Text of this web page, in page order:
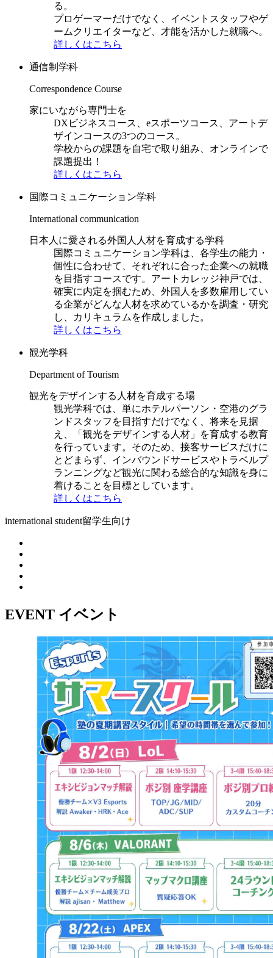
る。
プロゲーマーだけでなく、イベントスタッフやゲ
ームクリエイターなど、才能を活かした就職へ。
詳しくはこちら
通信制学科
Correspondence Course
家にいながら専門士を
DXビジネスコース、eスポーツコース、アートデ
ザインコースの3つのコース。
学校からの課題を自宅で取り組み、オンラインで
課題提出！
詳しくはこちら
国際コミュニケーション学科
International communication
日本人に愛される外国人人材を育成する学科
国際コミュニケーション学科は、各学生の能力・
個性に合わせて、それぞれに合った企業への就職
を目指すコースです。アートカレッジ神戸では、
確実に内定を掴むため、外国人を多数雇用してい
る企業がどんな人材を求めているかを調査・研究
し、カリキュラムを作成しました。
詳しくはこちら
観光学科
Department of Tourism
観光をデザインする人材を育成する場
観光学科では、単にホテルパーソン・空港のグラ
ンドスタッフを目指すだけでなく、将来を見据
え、「観光をデザインする人材」を育成する教育
を行っています。そのため、接客サービスだけに
とどまらず、インバウンドサービスやトラベルプ
ランニングなど観光に関わる総合的な知識を身に
着けることを目標としています。
詳しくはこちら
international student留学生向け
EVENT イベント